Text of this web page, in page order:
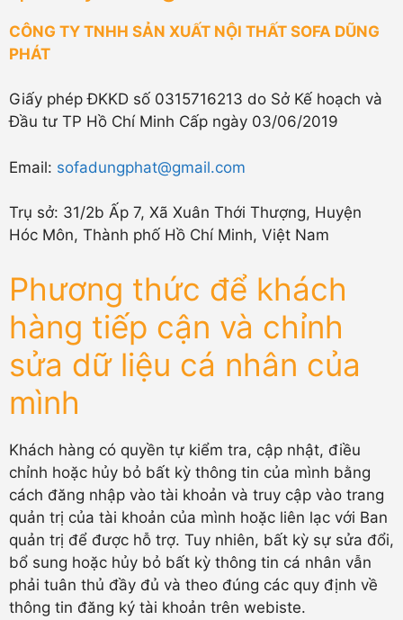
CÔNG TY TNHH SẢN XUẤT NỘI THẤT SOFA DŨNG
PHÁT
Giấy phép ĐKKD số 0315716213 do Sở Kế hoạch và
Đầu tư TP Hồ Chí Minh Cấp ngày 03/06/2019
Email: sofadungphat@gmail.com
Trụ sở: 31/2b Ấp 7, Xã Xuân Thới Thượng, Huyện
Hóc Môn, Thành phố Hồ Chí Minh, Việt Nam
Phương thức để khách
hàng tiếp cận và chỉnh
sửa dữ liệu cá nhân của
mình
Khách hàng có quyền tự kiểm tra, cập nhật, điều
chỉnh hoặc hủy bỏ bất kỳ thông tin của mình bằng
cách đăng nhập vào tài khoản và truy cập vào trang
quản trị của tài khoản của mình hoặc liên lạc với Ban
quản trị để được hỗ trợ. Tuy nhiên, bất kỳ sự sửa đổi,
bổ sung hoặc hủy bỏ bất kỳ thông tin cá nhân vẫn
phải tuân thủ đầy đủ và theo đúng các quy định về
thông tin đăng ký tài khoản trên webiste.